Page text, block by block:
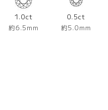
1.0ct
約6.5mm
0.5ct
約5.0mm